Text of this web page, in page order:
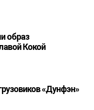
образ
Кокой
«Дунфэн»